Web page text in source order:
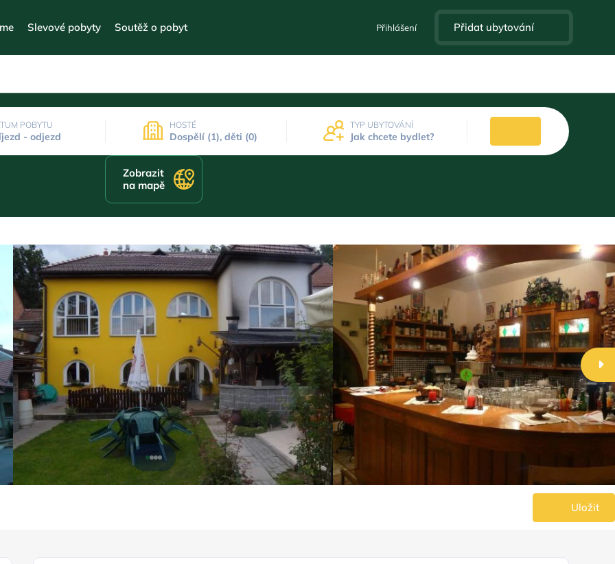
Slevové pobyty Soutěž o pobyt Přihlášení Přidat ubytování
POBYTU
- odjezd
HOSTÉ
Dospělí (1), děti (0)
TYP UBYTOVÁNÍ
Jak chcete bydlet?
Zobrazit
na mapě
Uložit